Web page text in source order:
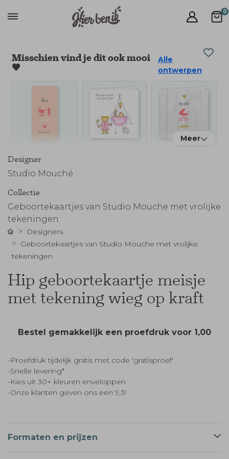
0
Misschien vind je dit ook mooi
🧡
Alle
ontwerpen
Meer
Designer
Studio Mouché
Collectie
Geboortekaartjes van Studio Mouche met vrolijke
tekeningen
Designers
Geboortekaartjes van Studio Mouche met vrolijke
tekeningen
Hip geboortekaartje meisje
met tekening wieg op kraft
Bestel gemakkelijk een proefdruk voor 1,00
-Proefdruk tijdelijk gratis met code 'gratisproef'
-Snelle levering*
-Kies uit 30+ kleuren enveloppen
-Onze klanten geven ons een 9,3!
Formaten en prijzen